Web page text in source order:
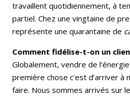
travaillent quotidiennement, à
partiel. Chez une vingtaine de
représente une quarantaine de
Comment fidélise-t-on un
Globalement, vendre de
première chose c’est d’arriver à
faire. Nous sommes arrivés sur